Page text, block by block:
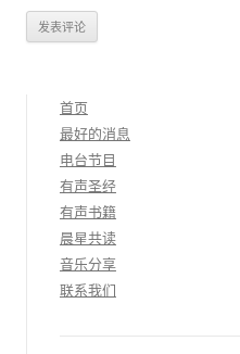
首页
最好的消息
电台节目
有声圣经
有声书籍
晨星共读
音乐分享
联系我们